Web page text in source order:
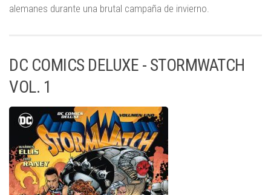
alemanes durante una brutal campaña de invierno.
DC COMICS DELUXE - STORMWATCH
VOL. 1